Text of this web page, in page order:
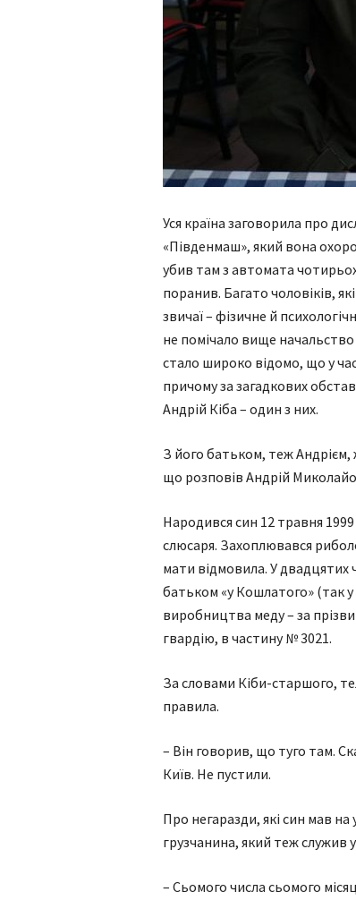
Уся країна заговорила про
«Південмаш», який вона
убив там з автомата
поранив. Багато чоловіків,
звичаї – фізичне й
не помічало вище
стало широко відомо, що у
причому за загадкових
Андрій Кіба – один з них.
З його батьком, теж Андрієм,
що розповів Андрій
Народився син 12 травня 1999
слюсаря. Захоплювався
мати відмовила. У двадцятих
батьком «у Кошлатого» (так
виробництва меду – за
гвардію, в частину № 3021.
За словами Кіби-старшого,
правила.
– Він говорив, що туго там.
Київ. Не пустили.
Про негаразди, які син мав на
грузчанина, який теж служив
– Сьомого числа сьомого